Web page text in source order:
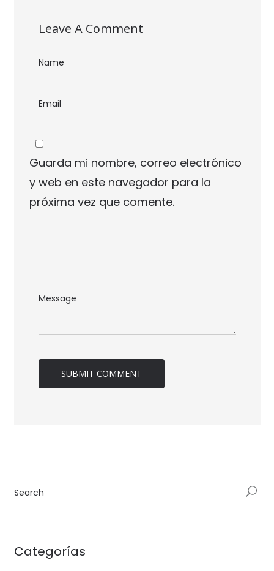
Leave A Comment
Guarda mi nombre, correo electrónico
y web en este navegador para la
próxima vez que comente.
Categorías